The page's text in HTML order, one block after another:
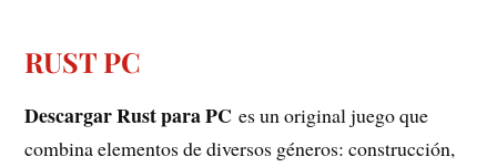
RUST PC
Descargar Rust para PC es un original juego que
combina elementos de diversos géneros: construcción,